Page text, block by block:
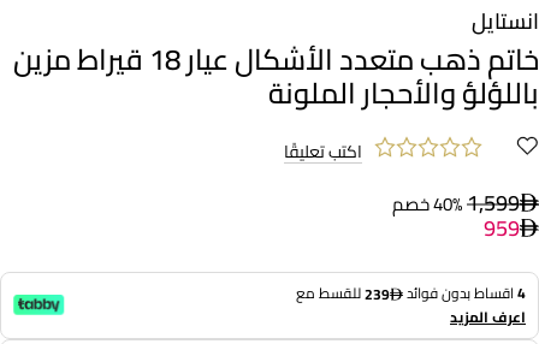
انستايل
خاتم ذهب متعدد الأشكال عيار 18 قيراط مزين
باللؤلؤ والأحجار الملونة
اكتب تعليقًا
1,59940% خصم
959
4اقساط بدون فوائد 239للقسط مع
اعرف المزيد